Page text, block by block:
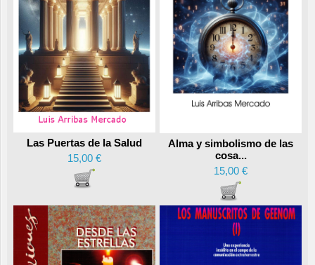
Las Puertas de la Salud
15,00 €
Alma y simbolismo de las
cosa...
15,00 €